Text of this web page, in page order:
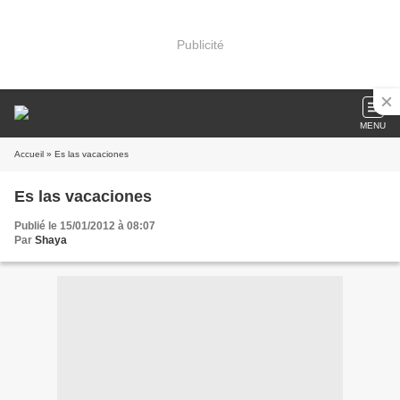
Publicité
MENU
Accueil » Es las vacaciones
Es las vacaciones
Publié le 15/01/2012 à 08:07
Par Shaya